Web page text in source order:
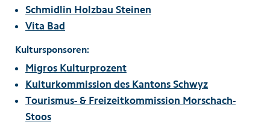
Schmidlin Holzbau Steinen
Vita Bad
Kultursponsoren:
Migros Kulturprozent
Kulturkommission des Kantons Schwyz
Tourismus- & Freizeitkommission Morschach-
Stoos